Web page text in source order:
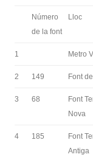
Número
de la font
Lloc
1 Metro
2 149 Font
3 68
Font
Nova
4 185
Font
Antiga